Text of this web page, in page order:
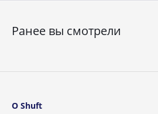
Ранее вы смотрели
О Shuft